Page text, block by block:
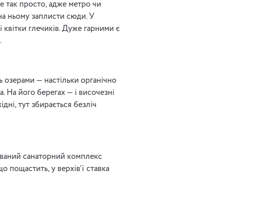
так просто, адже метро чи
ньому заплисти сюди. У
глечиків. Дуже гарними є
— настільки органічно
його берегах — і височезні
тут збирається безліч
санаторний комплекс
пощастить, у верхів’ї ставка